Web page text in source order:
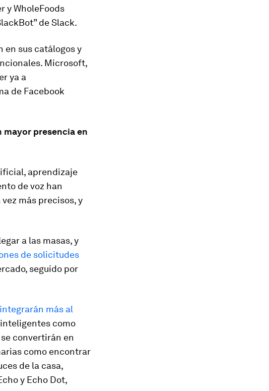
y WholeFoods
de Slack.
en sus catálogos y
Microsoft,
ya a
de Facebook
presencia en
aprendizaje
de voz han
más precisos, y
a las masas, y
de solicitudes
seguido por
más al
como
se convertirán en
como encontrar
de la casa,
y Echo Dot,